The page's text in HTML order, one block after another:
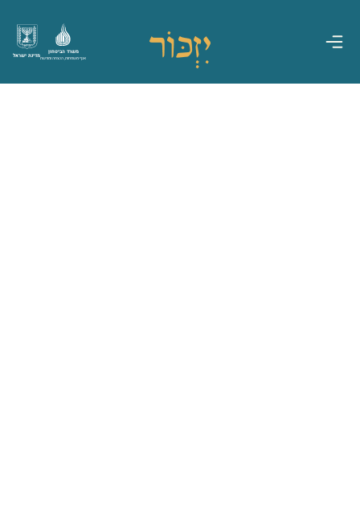
מדינת ישראל
משרד הביטחון
אגף משפחות, הנצחה ומורשת